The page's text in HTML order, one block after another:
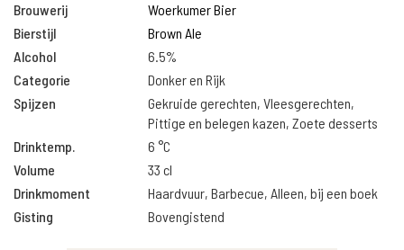
Brouwerij
Woerkumer Bier
Bierstijl
Brown Ale
Alcohol
6.5%
Categorie
Donker en Rijk
Spijzen
Gekruide gerechten, Vleesgerechten,
Pittige en belegen kazen, Zoete desserts
Drinktemp.
6 °C
Volume
33 cl
Drinkmoment
Haardvuur, Barbecue, Alleen, bij een boek
Gisting
Bovengistend